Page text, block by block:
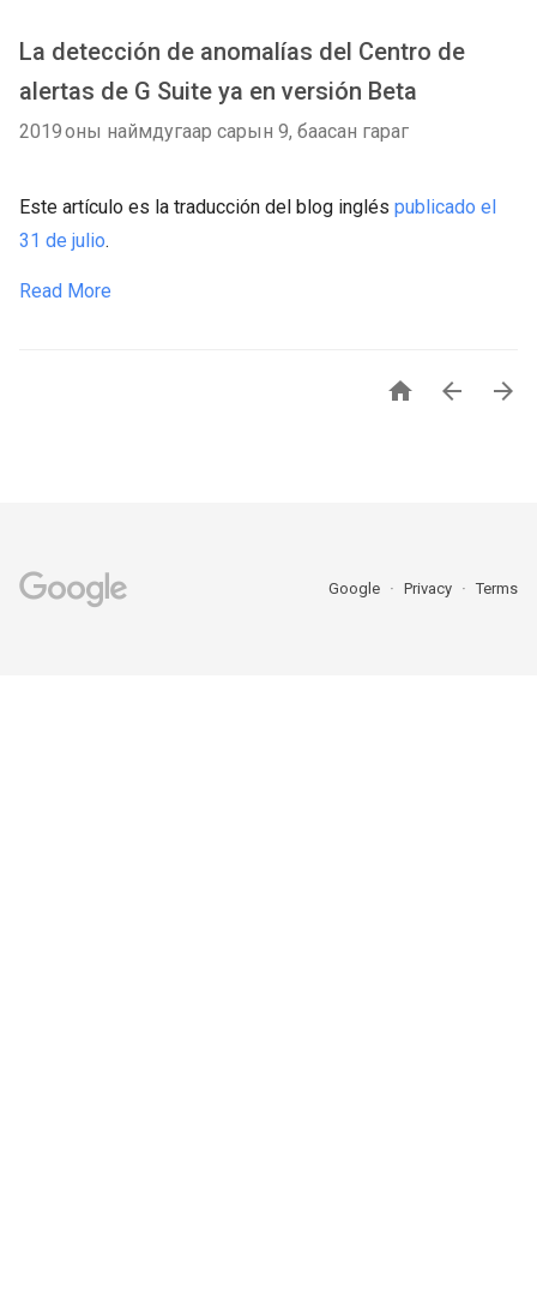
La detección de anomalías del Centro de
alertas de G Suite ya en versión Beta
2019 оны наймдугаар сарын 9, баасан гараг
Este artículo es la traducción del blog inglés publicado el
31 de julio.
Read More
  
Google Privacy Terms